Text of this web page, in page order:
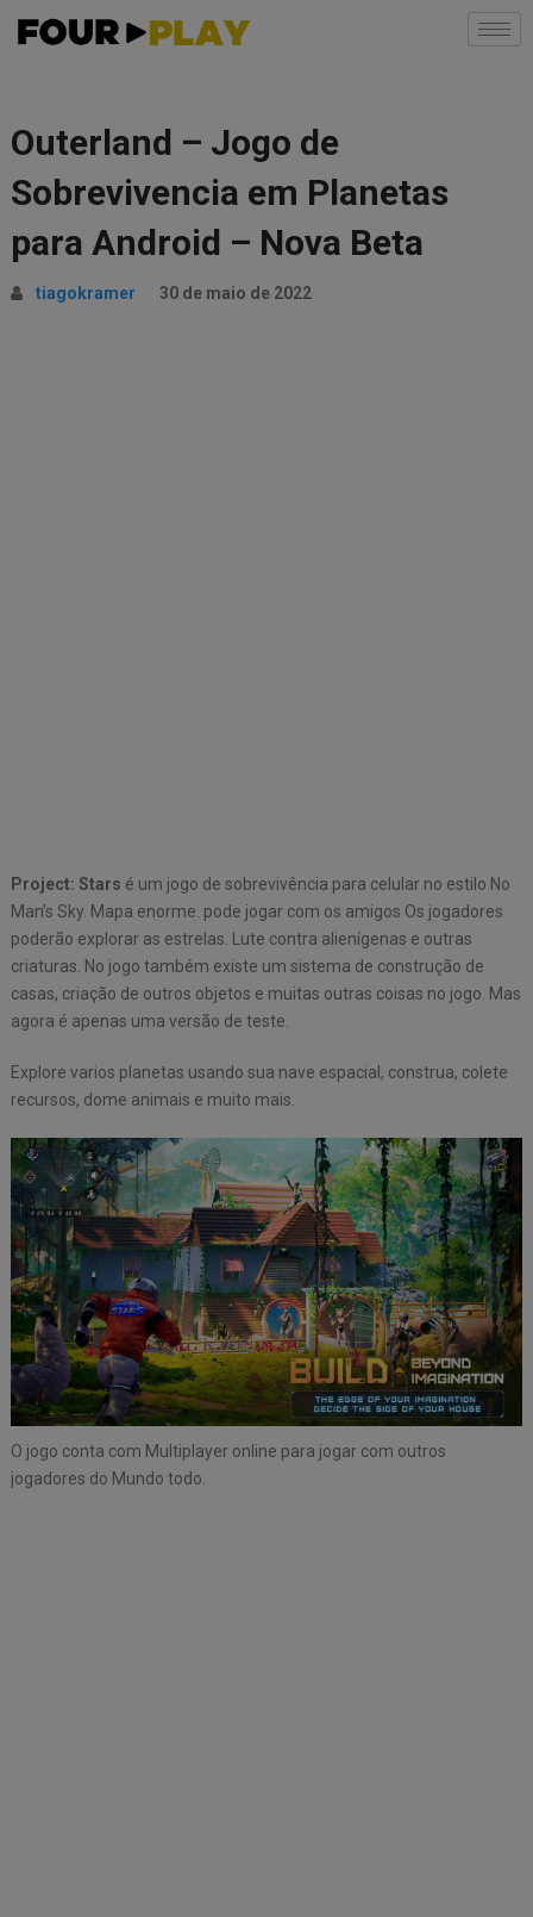
Outerland – Jogo de
Sobrevivencia em Planetas
para Android – Nova Beta
tiagokramer 30 de maio de 2022
Project: Stars é um jogo de sobrevivência para celular no estilo No
Man’s Sky. Mapa enorme. pode jogar com os amigos Os jogadores
poderão explorar as estrelas. Lute contra alienígenas e outras
criaturas. No jogo também existe um sistema de construção de
casas, criação de outros objetos e muitas outras coisas no jogo. Mas
agora é apenas uma versão de teste.
Explore varios planetas usando sua nave espacial, construa, colete
recursos, dome animais e muito mais.
O jogo conta com Multiplayer online para jogar com outros
jogadores do Mundo todo.